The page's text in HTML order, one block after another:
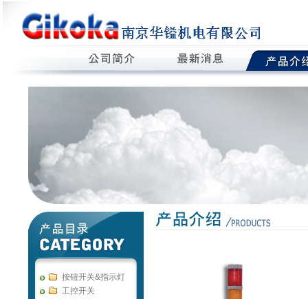
按钮开关&指示灯
工控开关